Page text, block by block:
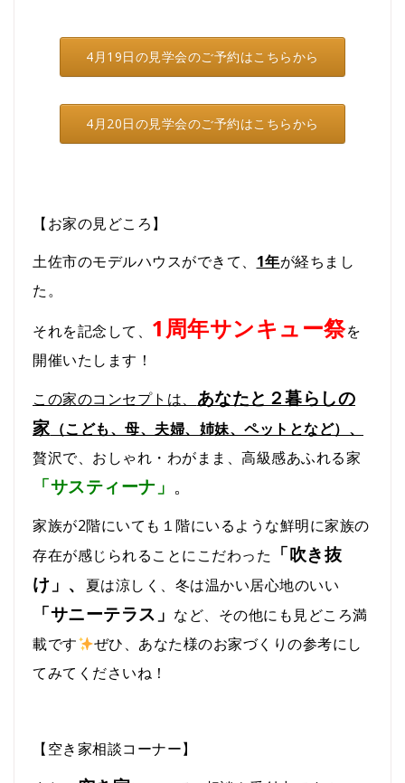
4月19日の見学会のご予約はこちらから
4月20日の見学会のご予約はこちらから
【お家の見どころ】
土佐市のモデルハウスができて、 1年が経ちまし
た。
それを記念して、 1周年サンキュー祭を
開催いたします！
この家のコンセプトは、 あなたと２暮らしの
家 （こども、母、夫婦、姉妹、ペットとなど）、
贅沢で、おしゃれ・わがまま、高級感あふれる家
「サスティーナ」 。
家族が2階にいても１階にいるような鮮明に家族の
存在が感じられることにこだわった 「吹き抜
け」、
夏は涼しく、冬は温かい居心地のいい
「サニーテラス」 など、その他にも見どころ満
載です
ぜひ、あなた様のお家づくりの参考にし
てみてくださいね！
【空き家相談コーナー】